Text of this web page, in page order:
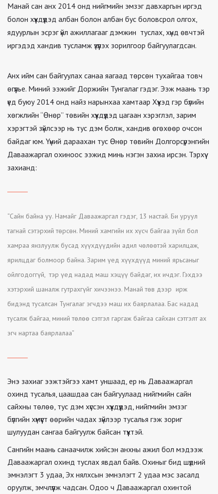
Манай сан анх 2014 онд нийгмийн эмзэг давхаргын иргэд
болон хүүхдүүдэд албан болон албан бус боловсрол олгох,
ядуурлын эсрэг үйл ажиллагааг дэмжин туслах, хүнд өвчтэй
иргэдэд хандив тусламж үзүүлэх зорилгоор байгуулагдсан.
Анх ийм сан байгуулах санаа яагаад төрсөн тухайгаа товч
өгүүлье. Миний ээжийг Доржийн Тунгалаг гэдэг. Ээж маань тэр
үед буюу 2014 онд найз нарынхаа хамтаар Хүүхэд гэр бүлийн
хөгжлийн “Өнөр” төвийн хүүхдүүдэд цагаан хэрэглэл, зарим
хэрэгтэй зүйлсээр нь тус дэм болж, хандив өгөхөөр очсон
байдаг юм. Үүний дараахан тус Өнөр төвийн Долгорсүрэнгийн
Даваажаргал охиноос ээжид минь нэгэн захиа ирсэн. Тэрхүү
захианд:
“Сайн байна уу. Намайг Даваажаргал гэдэг, 13 настай. Би уруул
тагнай сэтэрхий төрсөн. Миний хамгийн их хүсч байгаа зүйл бол
хамраа янзлуулж бусад хүүхдүүдийн адил чөлөөтэй харилцаж,
ярилцдаг болмоор байна. Зарим үед хүүхдүүд миний ярьсаныг
ойлгодоггүй, тэр үед надад маш хэцүү байдаг, их ичдэг. Гэхдээ
хэтэрхий шаналж гутрахгүйг хичээнээ. Манай төв дээр ирж
бидэнд тусалсан Тунгалаг эгчдээ маш их баярлалаа. Бас надад
тусалж байгаа, миний төлөө сэтгэл гаргаж байгаа сайхан сэтгэлт ах
эгч нартаа баярлалаа”
Энэ захиаг ээжтэйгээ хамт уншаад, ер нь Даваажаргал
охинд тусалья, цаашдаа сан байгуулаад нийгмийн сайн
сайхны төлөө, тус дэм хүссэн хүүхдүүдэд, нийгмийн эмзэг
бүлгийн хүмүүст өөрийн чадах зүйлээр тусалья гэж зориг
шулуудан сангаа байгуулж байсан түүхтэй.
Сангийн маань санаачилж хийсэн анхны ажил бол мэдээж
Даваажаргал охинд туслах явдал байв. Охиныг бид шүдний
эмнэлэгт 3 удаа, Эх нялхсын эмнэлэгт 2 удаа мэс засалд
оруулж, эмчлүүлж чадсан. Одоо ч Даваажаргал охинтой